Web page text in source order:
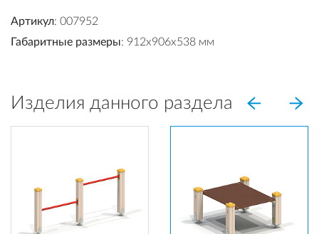
Артикул: 007952
Габаритные размеры: 912x906x538 мм
Изделия данного раздела